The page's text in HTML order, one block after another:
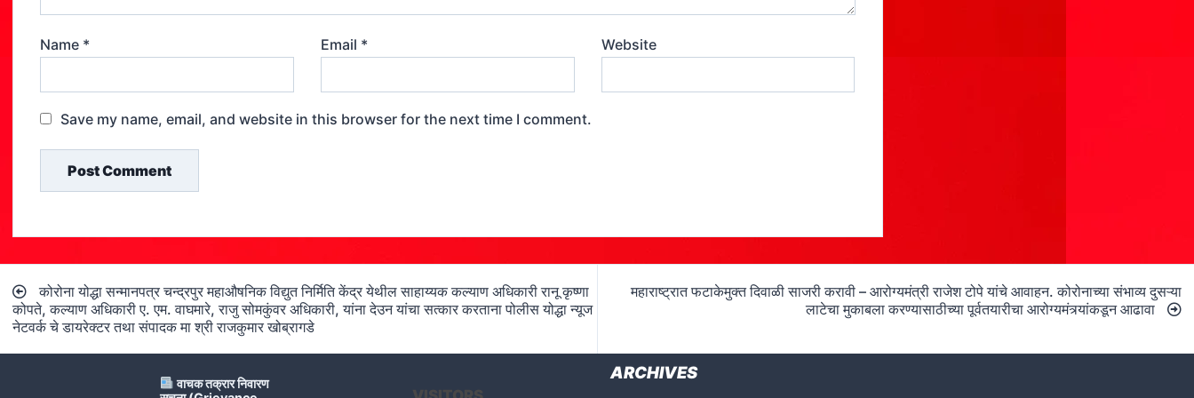
Name * Email * Website
Save my name, email, and website in this browser for the next time I comment.
navigation
कोरोना योद्धा सन्मानपत्र चन्द्रपुर महाऔषनिक विद्युत निर्मिति केंद्र येथील साहाय्यक कल्याण अधिकारी रानू कृष्णा
कोपते, कल्याण अधिकारी ए. एम. वाघमारे, राजु सोमकुंवर अधिकारी, यांना देउन यांचा सत्कार करताना पोलीस योद्धा न्यूज
नेटवर्क चे डायरेक्टर तथा संपादक मा श्री राजकुमार खोब्रागडे
महाराष्ट्रात फटाकेमुक्त दिवाळी साजरी करावी – आरोग्यमंत्री राजेश टोपे यांचे आवाहन. कोरोनाच्या संभाव्य दुसऱ्या
लाटेचा मुकाबला करण्यासाठीच्या पूर्वतयारीचा आरोग्यमंत्र्यांकडून आढावा
वाचक तक्रार निवारण
ARCHIVES